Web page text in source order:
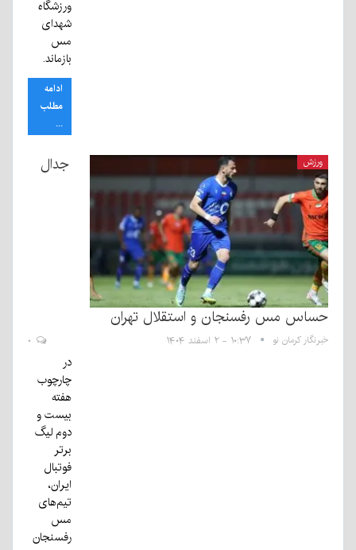
ورزشگاه
شهدای
مس
بازماند.
ادامه
مطلب
...
ورزش جدال
حساس مس رفسنجان و استقلال تهران
خبرنگار کرمان نو ۱۰:۳۷ - ۲ اسفند ۱۴۰۴
در
چارچوب
هفته
بیست و
دوم لیگ
برتر
فوتبال
ایران،
تیم‌های
مس
رفسنجان